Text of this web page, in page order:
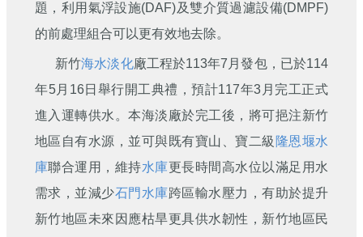
題，利用氣浮設施(DAF)及雙介質過濾設備(DMPF)
的前處理組合可以更有效地去除。
新竹海水淡化廠工程於113年7月發包，已於114
年5月16日舉行開工典禮，預計117年3月完工正式
進入運轉供水。本海淡廠於完工後，將可挹注新竹
地區自有水源，並可與既有寶山、寶二級 隆恩堰水
庫聯合運用，維持水庫更長時間高水位以滿足用水
需求，並減少石門水庫跨區輸水壓力，有助於提升
新竹地區未來因應枯旱更具供水韌性，新竹地區民